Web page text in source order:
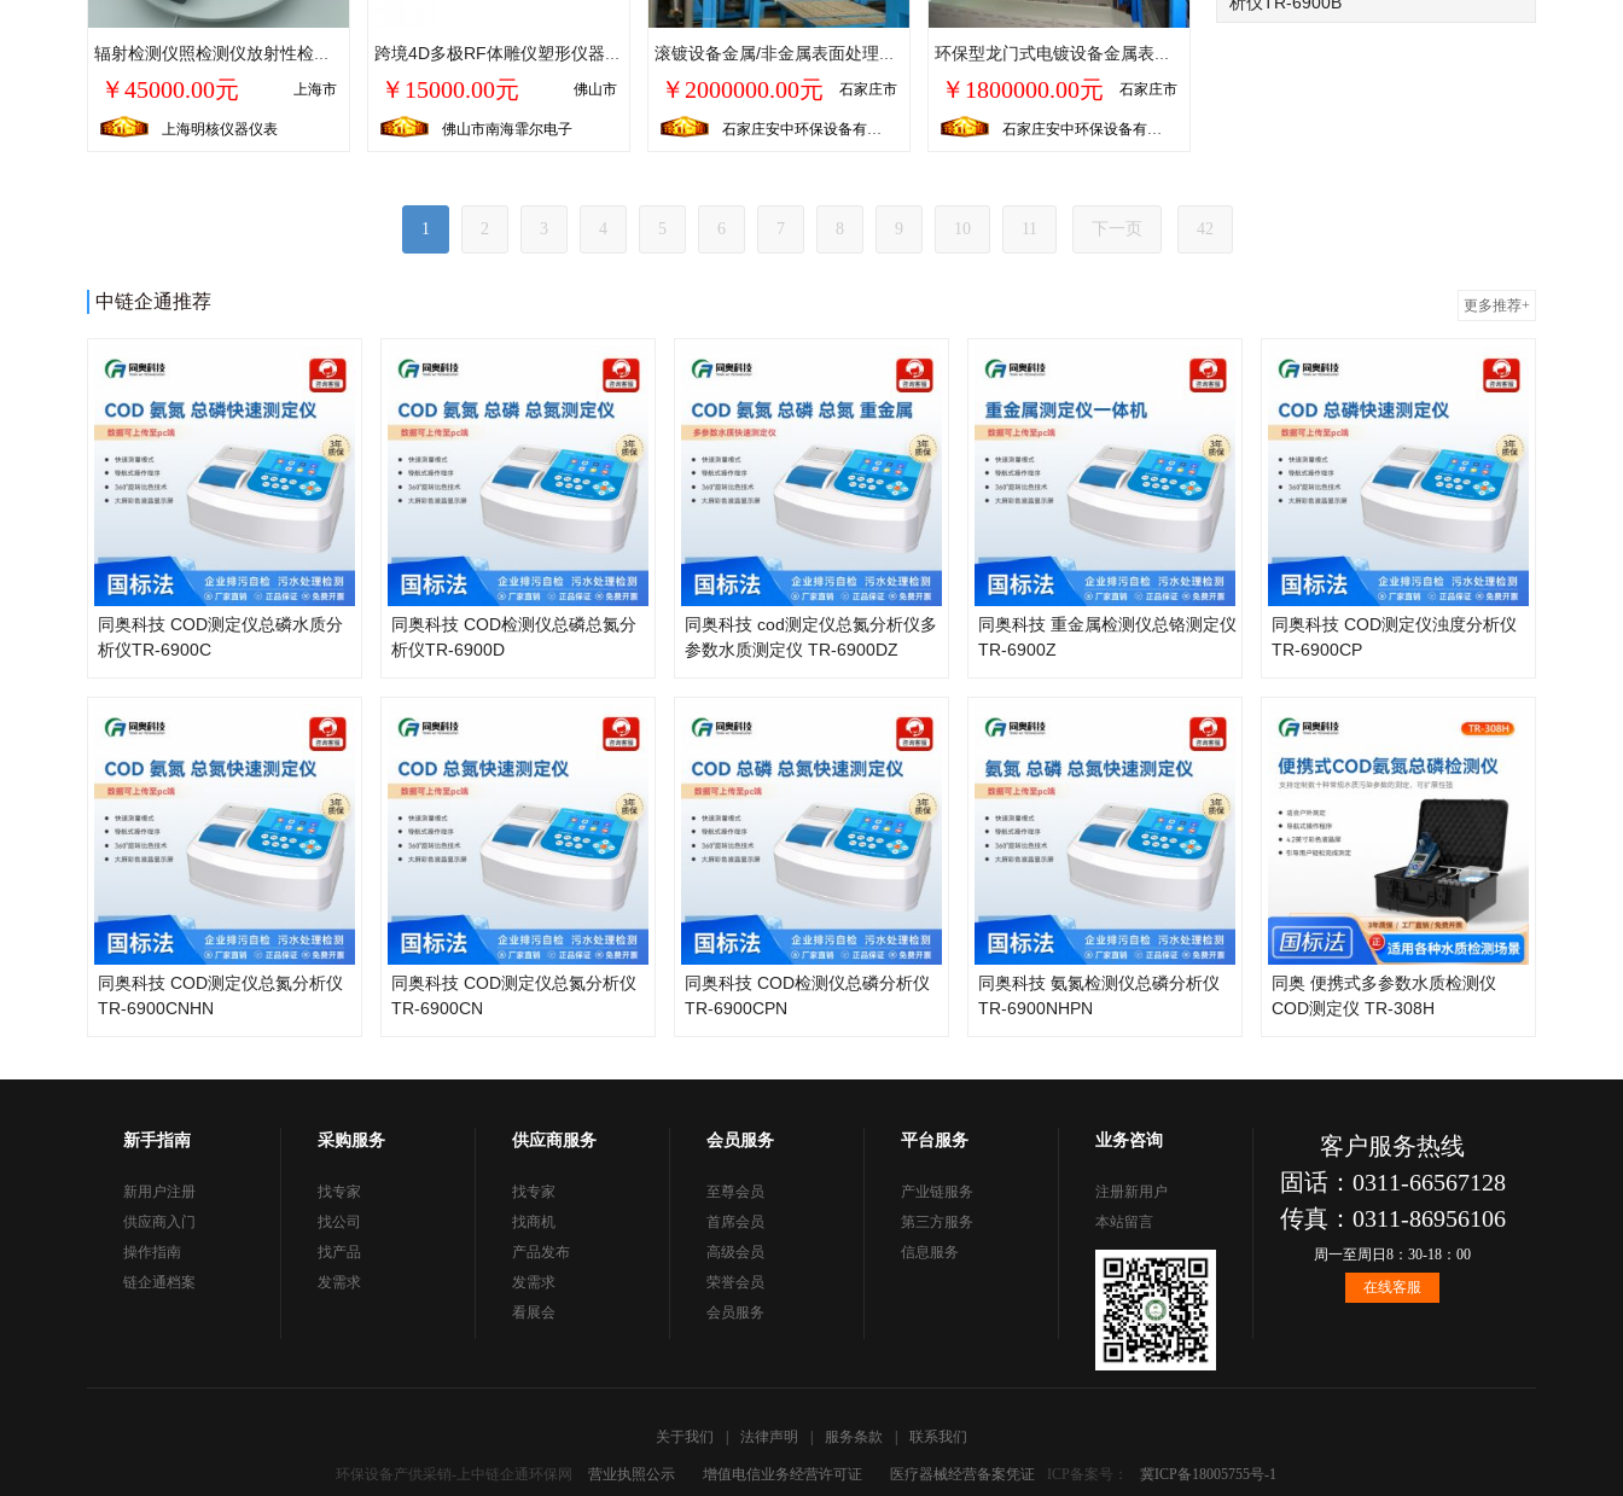
辐射检测仪照检测仪放射性检测设备便携式辐射
￥45000.00元 上海市
上海明核仪器仪表
跨境4D多极RF体雕仪塑形仪器美容仪磁脉冲天后仪出口版专用
￥15000.00元 佛山市
佛山市南海霏尔电子
滚镀设备金属/非金属表面处理设备环保型滚镀自动生产线设备及成套的废水处理设备、废气处理设备源头工厂非标定制
￥2000000.00元 石家庄市
石家庄安中环保设备有限公司
环保型龙门式电镀设备金属表面处理自动生产线设备源头工厂非标定制
￥1800000.00元 石家庄市
石家庄安中环保设备有限公司
1 2 3 4 5 6 7 8 9 10 下一页 42
中链企通推荐 更多推荐+
同奥科技 COD测定仪总磷水质分
析仪TR-6900C
同奥科技 COD检测仪总磷总氮分
析仪TR-6900D
同奥科技 cod测定仪总氮分析仪多
参数水质测定仪 TR-6900DZ
同奥科技 重金属检测仪总铬测定仪
TR-6900Z
同奥科技 COD测定仪浊度分析仪
TR-6900CP
同奥科技 COD测定仪总氮分析仪
TR-6900CNHN
同奥科技 COD测定仪总氮分析仪
TR-6900CN
同奥科技 COD检测仪总磷分析仪
TR-6900CPN
同奥科技 氨氮检测仪总磷分析仪
TR-6900NHPN
同奥 便携式多参数水质检测仪
COD测定仪 TR-308H
新手指南
新用户注册
供应商入门
操作指南
链企通档案
采购服务
找专家
找公司
找产品
发需求
供应商服务
找专家
找商机
产品发布
发需求
看展会
会员服务
至尊会员
首席会员
高级会员
荣誉会员
会员服务
平台服务
产业链服务
第三方服务
信息服务
业务咨询
注册新用户
本站留言
客户服务热线
固话：0311-66567128
传真：0311-86956106
周一至周日8：30-18：00
在线客服
关于我们 法律声明 服务条款 联系我们
环保设备产供采销-上中链企通环保网 营业执照公示 增值电信业务经营许可证 医疗器械经营备案凭证 ICP备案号： 冀ICP备18005755号-1